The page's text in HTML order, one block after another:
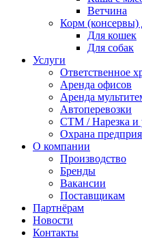
Ветчина
Корм
Для кошек
Для собак
Услуги
Ответственное
Аренда офисов
Аренда
Автоперевозки
СТМ / Нарезка и
Охрана
О компании
Производство
Бренды
Вакансии
Поставщикам
Партнёрам
Новости
Контакты